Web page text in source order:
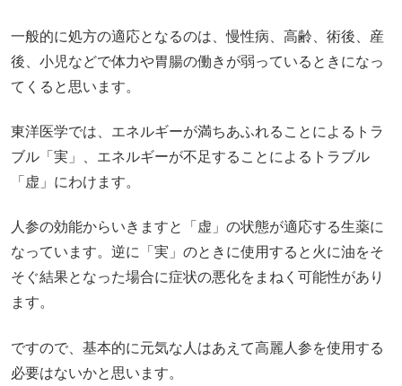
一般的に処方の適応となるのは、慢性病、高齢、術後、産
後、小児などで体力や胃腸の働きが弱っているときになっ
てくると思います。
東洋医学では、エネルギーが満ちあふれることによるトラ
ブル「実」、エネルギーが不足することによるトラブル
「虚」にわけます。
人参の効能からいきますと「虚」の状態が適応する生薬に
なっています。逆に「実」のときに使用すると火に油をそ
そぐ結果となった場合に症状の悪化をまねく可能性があり
ます。
ですので、基本的に元気な人はあえて高麗人参を使用する
必要はないかと思います。